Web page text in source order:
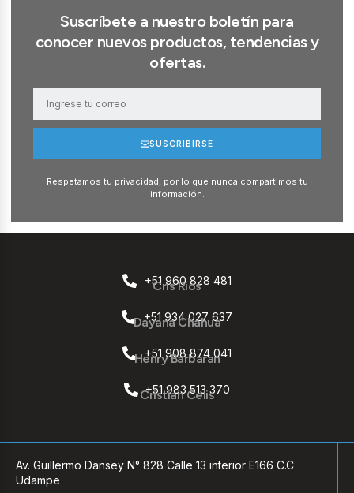
Suscríbete a nuestro boletín para
conocer nuevos productos, tendencias y
ofertas.
SUSCRIBIRSE
Respetamos tu privacidad, por lo que nunca compartimos tu
información.
+51 960 828 481
Cris Rios
+51 934 027 637
Dayana Chahua
+51 908 874 041
Henry Barbaran
+51 983 513 370
Cristian Celis
Av. Guillermo Dansey N° 828 Calle 13 interior E166 C.C
Udampe